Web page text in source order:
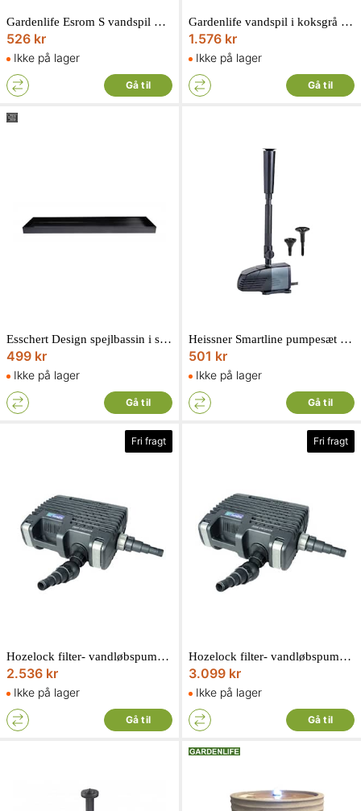
Gardenlife Esrom S vandspil Ø25 cm højde 31 cm
526 kr
Ikke på lager
Gå til
Gardenlife vandspil i koksgrå polystone med sandfarvet topsten 43 x 43 x 43 cm
1.576 kr
Ikke på lager
Gå til
Esschert Design spejlbassin i sort pulverlakeret stål 28 x 118 x 6 cm
499 kr
Ikke på lager
Gå til
Heissner Smartline pumpesæt 600 l/h
501 kr
Ikke på lager
Gå til
Fri fragt
Hozelock filter- vandløbspumpe aquaforce 6000.65 watt. løftehøjde 3,5 meter
2.536 kr
Ikke på lager
Gå til
Fri fragt
Hozelock filter- vandløbspumpe aquaforce 8000.95 watt. løftehøjde 4 meter
3.099 kr
Ikke på lager
Gå til